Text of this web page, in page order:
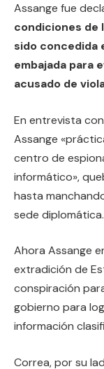
Assange fue
condiciones de
sido concedida
embajada para
acusado de
En entrevista
Assange
centro de
informático»,
hasta
sede diplomática.
Ahora Assange
extradición de
conspiración
gobierno para
información
Correa, por su